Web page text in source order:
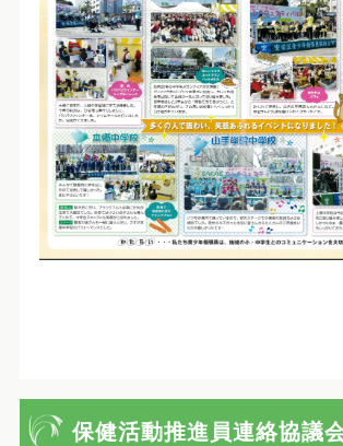
保健活動推進員連絡協議